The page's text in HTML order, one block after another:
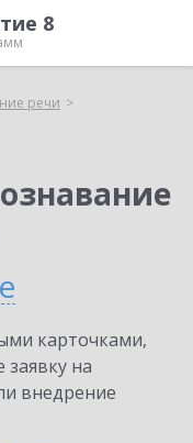
8
речи
карточками,
на
внедрение